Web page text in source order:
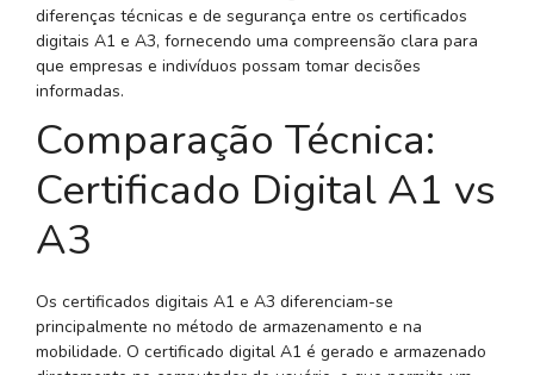
diferenças técnicas e de segurança entre os certificados
digitais A1 e A3, fornecendo uma compreensão clara para
que empresas e indivíduos possam tomar decisões
informadas.
Comparação Técnica:
Certificado Digital A1 vs
A3
Os certificados digitais A1 e A3 diferenciam-se
principalmente no método de armazenamento e na
mobilidade. O certificado digital A1 é gerado e armazenado